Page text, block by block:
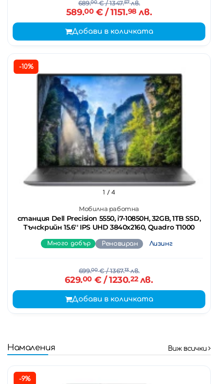
689.00€/ 1347.57лв.
589.00€ / 1151.98 лв.
Добави в количката
-10%
Мобилна работна
станция Dell Precision 5550, i7-10850H, 32GB, 1TB SSD,
Тъчскрийн 15.6'' IPS UHD 3840x2160, Quadro T1000
1 / 4
Много добър Реновиран Лизинг
699.00€/ 1367.13лв.
629.00€ / 1230.22лв.
Добави в количката
Намаления Виж всички
-9%